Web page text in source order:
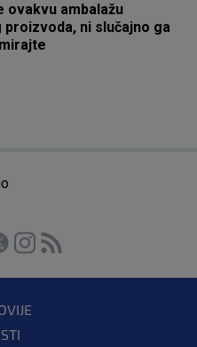
ovakvu ambalažu
proizvoda, ni slučajno ga